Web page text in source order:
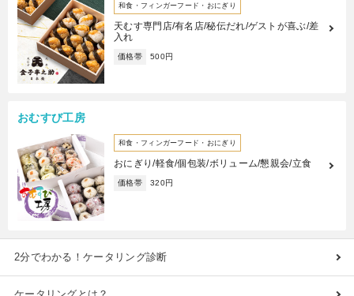
和食・フィンガーフード・おにぎり
天むす専門店/有名店/秘伝だれ/ゲストが喜ぶ/差
入れ
価格帯 500円
おむすび工房
和食・フィンガーフード・おにぎり
おにぎり/軽食/個包装/ボリューム/懇親会/立食
価格帯 320円
2分でわかる！ケータリング診断